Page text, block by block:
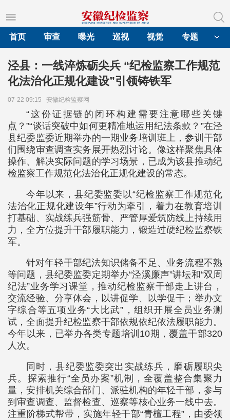
首页
审查 曝光 巡视 视觉 专题
泾县：一线淬炼砺尖兵 “纪检监察工作规范
化法治化正规化建设”引领铸铁军
07-22 09:15 安徽纪检监察网
“这份证据链的闭环构建需要注意哪些关键
点？”“谈话突破中如何更精准地运用纪法条款？”在泾
县纪委监委近期举办的一期业务培训班上，参训干部
们围绕审查调查实务展开热烈讨论。像这样聚焦具体
操作、解决实际问题的学习场景，已成为该县推动纪
检监察工作规范化法治化正规化建设的常态。
今年以来，县纪委监委以“纪检监察工作规范化
法治化正规化建设年”行动为牵引，着力在教育培训
打基础、实战练兵强筋骨、严管厚爱筑防线上持续用
力，全方位提升干部履职能力，锻造过硬纪检监察铁
军。
针对年轻干部纪法知识储备不足、业务流程不熟
等问题，县纪委监委定期举办“泾溪廉声”讲坛和“双周
纪法”业务学习课堂，推动纪检监察干部走上讲台，
交流经验、分享体会，以讲促学、以学促干；举办文
字综合等五项业务“大比武”，组织开展全员业务测
试，全面提升纪检监察干部依规依纪依法履职能力。
今年以来，已举办各类专题培训10期，覆盖干部320
人次。
同时，县纪委监委突出实战练兵，磨砺履职尖
兵。探索推行“全员办案”机制，全覆盖整合集聚力
量，安排机关综合部门、派驻机构的年轻干部，参与
到审查调查、监督检查、巡察等核心业务一线中去。
注重阶梯式帮带，实施年轻干部“青檀工程”，由委领